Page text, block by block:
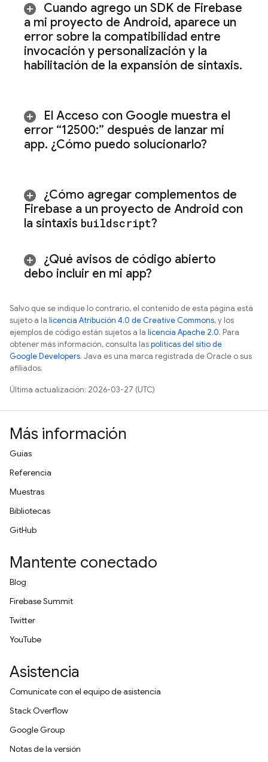
Cuando agrego un SDK de Firebase
a mi proyecto de Android, aparece un
error sobre la compatibilidad entre
invocación y personalización y la
habilitación de la expansión de sintaxis.
El Acceso con Google muestra el
error “12500:” después de lanzar mi
app. ¿Cómo puedo solucionarlo?
¿Cómo agregar complementos de
Firebase a un proyecto de Android con
la sintaxis buildscript?
¿Qué avisos de código abierto
debo incluir en mi app?
Salvo que se indique lo contrario, el contenido de esta página está
sujeto a la licencia Atribución 4.0 de Creative Commons, y los
ejemplos de código están sujetos a la licencia Apache 2.0. Para
obtener más información, consulta laspolíticas del sitio de
Google Developers. Java es una marca registrada de Oracle o sus
afiliados.
Última actualización: 2026-03-27 (UTC)
Más información
Guías
Referencia
Muestras
Bibliotecas
GitHub
Mantente conectado
Blog
Firebase Summit
Twitter
YouTube
Asistencia
Comunícate con el equipo de asistencia
Stack Overflow
Google Group
Notas de la versión